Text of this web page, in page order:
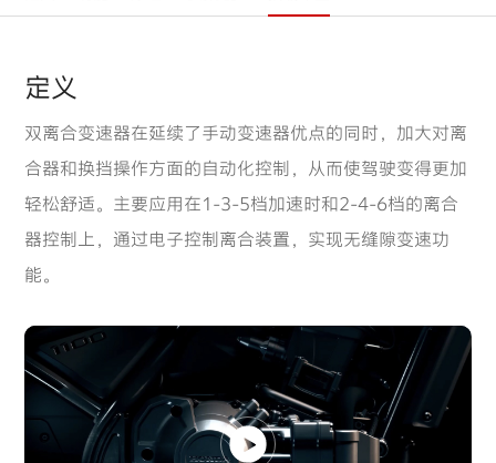
定义
双离合变速器在延续了手动变速器优点的同时，加大对离
合器和换挡操作方面的自动化控制，从而使驾驶变得更加
轻松舒适。主要应用在1-3-5档加速时和2-4-6档的离合
器控制上，通过电子控制离合装置，实现无缝隙变速功
能。